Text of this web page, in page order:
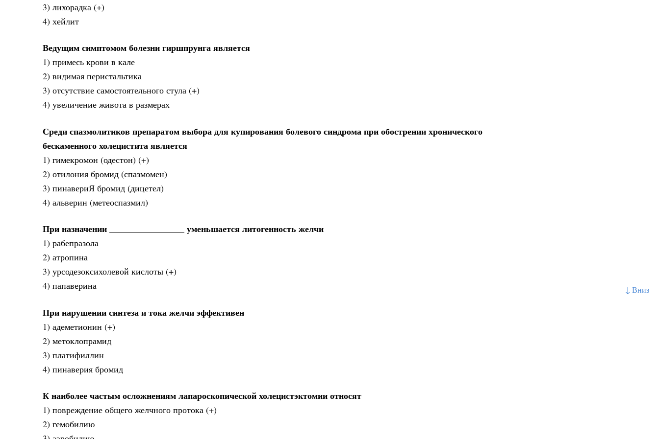
↓ Вниз
3) лихорадка (+)
4) хейлит
Ведущим симптомом болезни гиршпрунга является
1) примесь крови в кале
2) видимая перистальтика
3) отсутствие самостоятельного стула (+)
4) увеличение живота в размерах
Среди спазмолитиков препаратом выбора для купирования болевого синдрома при обострении хронического
бескаменного холецистита является
1) гимекромон (одестон) (+)
2) отилония бромид (спазмомен)
3) пинавериЯ бромид (дицетел)
4) альверин (метеоспазмил)
При назначении _________________ уменьшается литогенность желчи
1) рабепразола
2) атропина
3) урсодезоксихолевой кислоты (+)
4) папаверина
При нарушении синтеза и тока желчи эффективен
1) адеметионин (+)
2) метоклопрамид
3) платифиллин
4) пинаверия бромид
К наиболее частым осложнениям лапароскопической холецистэктомии относят
1) повреждение общего желчного протока (+)
2) гемобилию